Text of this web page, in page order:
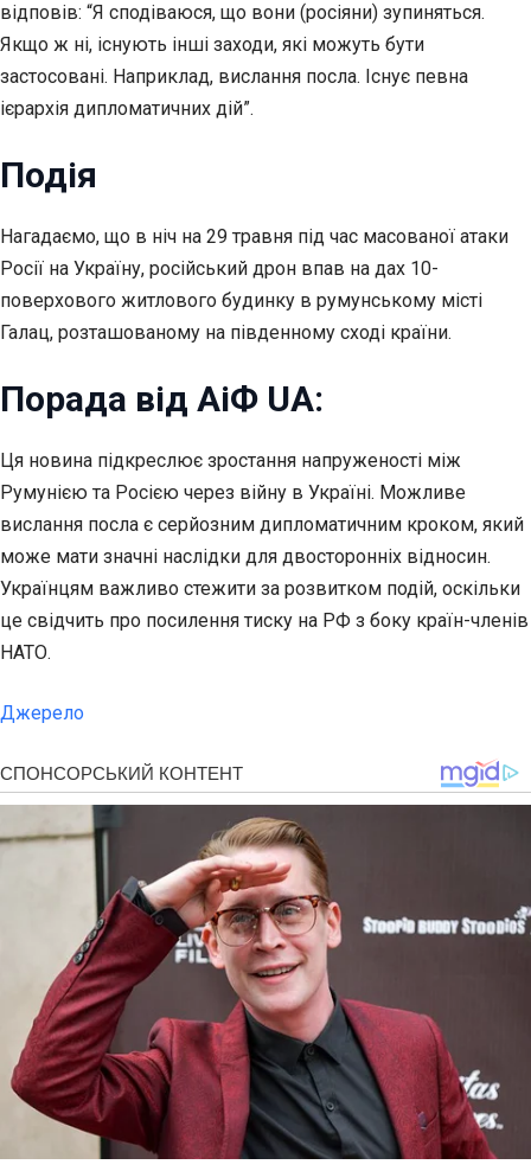
відповів: “Я сподіваюся, що вони (росіяни) зупиняться.
Якщо ж ні, існують інші заходи, які можуть бути
застосовані. Наприклад, вислання посла. Існує певна
ієрархія дипломатичних дій”.
Подія
Нагадаємо, що в ніч на 29 травня під час масованої атаки
Росії на Україну, російський дрон впав на дах 10-
поверхового житлового будинку в румунському місті
Галац, розташованому на південному сході країни.
Порада від АіФ UA:
Ця новина підкреслює зростання напруженості між
Румунією та Росією через війну в Україні. Можливе
вислання посла є серйозним дипломатичним кроком, який
може мати значні наслідки для двосторонніх відносин.
Українцям важливо стежити за розвитком подій, оскільки
це свідчить про посилення тиску на РФ з боку країн-членів
НАТО.
Джерело